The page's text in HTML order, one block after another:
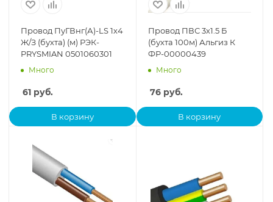
Провод ПуГВнг(А)-LS 1х4
Ж/З (бухта) (м) РЭК-
PRYSMIAN 0501060301
Много
61 руб.
В корзину
Провод ПВС 3х1.5 Б
(бухта 100м) Альгиз К
ФР-00000439
Много
76руб.
В корзину